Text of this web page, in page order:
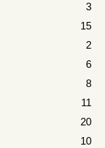
3
15
2
6
8
11
20
10